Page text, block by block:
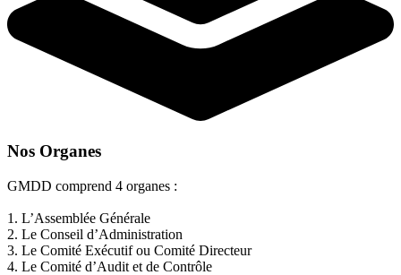
Nos Organes
GMDD comprend 4 organes :
1. L’Assemblée Générale
2. Le Conseil d’Administration
3. Le Comité Exécutif ou Comité Directeur
4. Le Comité d’Audit et de Contrôle